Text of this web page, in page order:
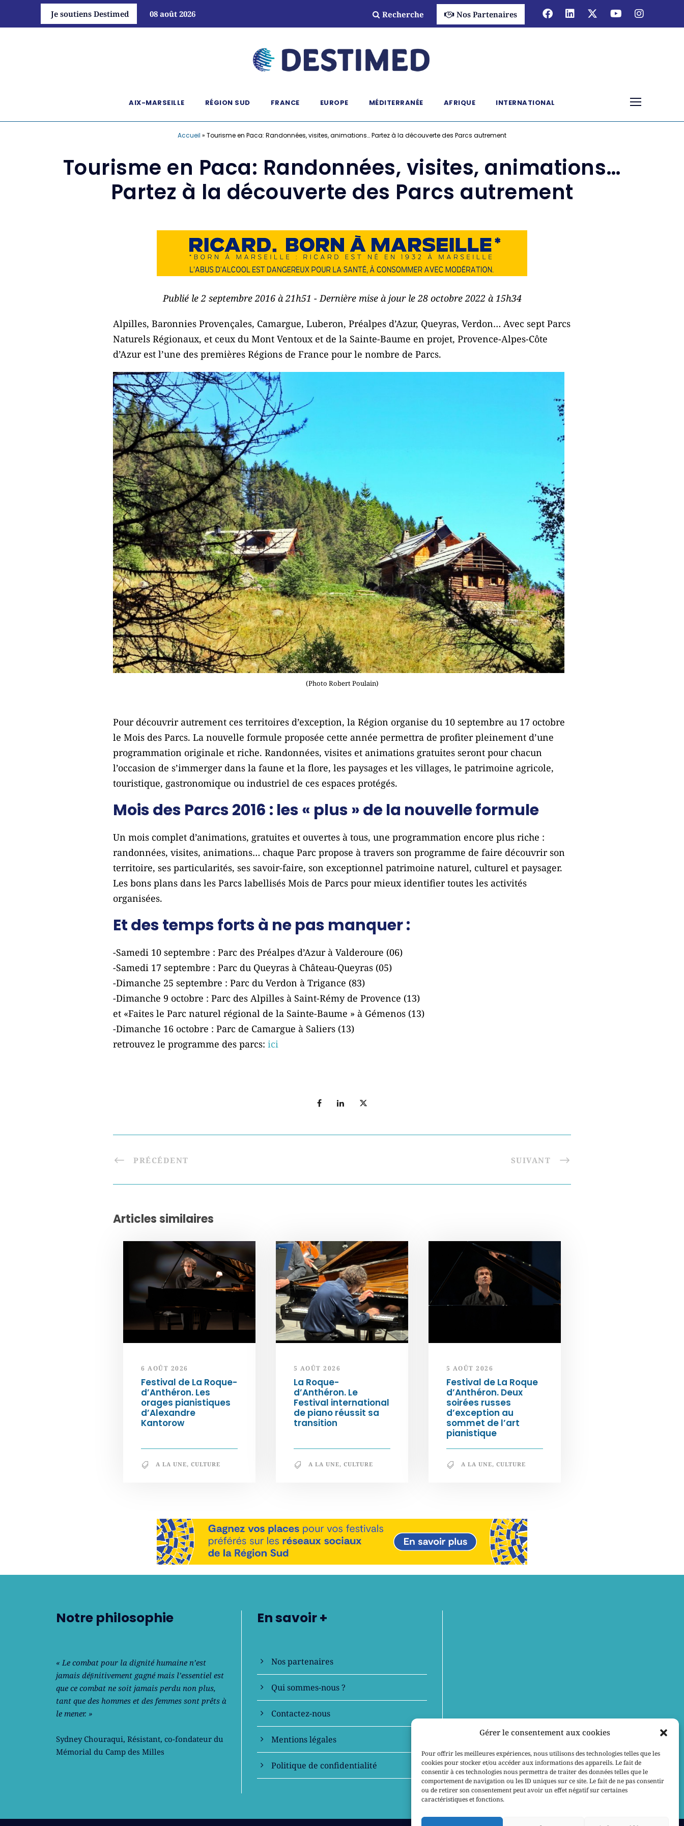
Gérer le consentement aux cookies
Pour offrir les meilleures expériences, nous utilisons des technologies telles que les
cookies pour stocker et/ou accéder aux informations des appareils. Le fait de
consentir à ces technologies nous permettra de traiter des données telles que le
comportement de navigation ou les ID uniques sur ce site. Le fait de ne pas consentir
ou de retirer son consentement peut avoir un effet négatif sur certaines
caractéristiques et fonctions.
Je soutiens Destimed 08 août 2026 Recherche Nos Partenaires
AIX-MARSEILLE RÉGION SUD FRANCE EUROPE MÉDITERRANÉE AFRIQUE INTERNATIONAL
Accueil » Tourisme en Paca: Randonnées, visites, animations… Partez à la découverte des Parcs autrement
Tourisme en Paca: Randonnées, visites, animations…
Partez à la découverte des Parcs autrement
Publié le 2 septembre 2016 à 21h51 - Dernière mise à jour le 28 octobre 2022 à 15h34
Alpilles, Baronnies Provençales, Camargue, Luberon, Préalpes d’Azur, Queyras, Verdon… Avec sept Parcs
Naturels Régionaux, et ceux du Mont Ventoux et de la Sainte-Baume en projet, Provence-Alpes-Côte
d’Azur est l’une des premières Régions de France pour le nombre de Parcs.
(Photo Robert Poulain)
Pour découvrir autrement ces territoires d’exception, la Région organise du 10 septembre au 17 octobre
le Mois des Parcs. La nouvelle formule proposée cette année permettra de profiter pleinement d’une
programmation originale et riche. Randonnées, visites et animations gratuites seront pour chacun
l’occasion de s’immerger dans la faune et la flore, les paysages et les villages, le patrimoine agricole,
touristique, gastronomique ou industriel de ces espaces protégés.
Mois des Parcs 2016 : les « plus » de la nouvelle formule
Un mois complet d’animations, gratuites et ouvertes à tous, une programmation encore plus riche :
randonnées, visites, animations… chaque Parc propose à travers son programme de faire découvrir son
territoire, ses particularités, ses savoir-faire, son exceptionnel patrimoine naturel, culturel et paysager.
Les bons plans dans les Parcs labellisés Mois de Parcs pour mieux identifier toutes les activités
organisées.
Et des temps forts à ne pas manquer :
-Samedi 10 septembre : Parc des Préalpes d’Azur à Valderoure (06)
-Samedi 17 septembre : Parc du Queyras à Château-Queyras (05)
-Dimanche 25 septembre : Parc du Verdon à Trigance (83)
-Dimanche 9 octobre : Parc des Alpilles à Saint-Rémy de Provence (13)
et «Faites le Parc naturel régional de la Sainte-Baume » à Gémenos (13)
-Dimanche 16 octobre : Parc de Camargue à Saliers (13)
retrouvez le programme des parcs: ici
PRÉCÉDENT SUIVANT
Articles similaires
6 AOÛT 2026
Festival de La Roque-
d’Anthéron. Les
orages pianistiques
d’Alexandre
Kantorow
A LA UNE, CULTURE
5 AOÛT 2026
La Roque-
d’Anthéron. Le
Festival international
de piano réussit sa
transition
A LA UNE, CULTURE
5 AOÛT 2026
Festival de La Roque
d’Anthéron. Deux
soirées russes
d’exception au
sommet de l’art
pianistique
A LA UNE, CULTURE
Notre philosophie
« Le combat pour la dignité humaine n’est
jamais déﬁnitivement gagné mais l’essentiel est
que ce combat ne soit jamais perdu non plus,
tant que des hommes et des femmes sont prêts à
le mener. »
Sydney Chouraqui, Résistant, co-fondateur du
Mémorial du Camp des Milles
En savoir +
Nos partenaires
Qui sommes-nous ?
Contactez-nous
Mentions légales
Politique de confidentialité